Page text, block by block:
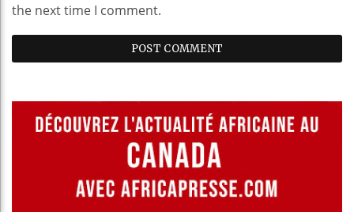
the next time I comment.